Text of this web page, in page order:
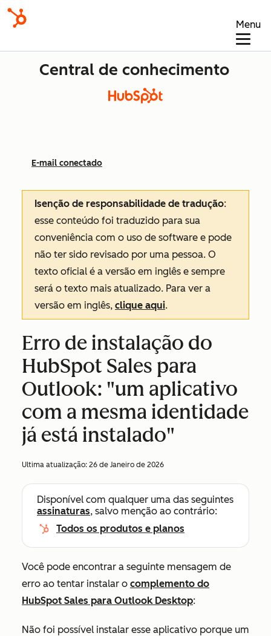
Menu
Central de conhecimento
E-mail conectado
Isenção de responsabilidade de tradução:
esse conteúdo foi traduzido para sua
conveniência com o uso de software e pode
não ter sido revisado por uma pessoa. O
texto oficial é a versão em inglês e sempre
será o texto mais atualizado. Para ver a
versão em inglês, clique aqui.
Erro de instalação do
HubSpot Sales para
Outlook: "um aplicativo
com a mesma identidade
já está instalado"
Ultima atualização: 26 de Janeiro de 2026
Disponível com qualquer uma das seguintes
assinaturas, salvo menção ao contrário:
Todos os produtos e planos
Você pode encontrar a seguinte mensagem de
erro ao tentar instalar o complemento do
HubSpot Sales para Outlook Desktop:
Não foi possível instalar esse aplicativo porque um